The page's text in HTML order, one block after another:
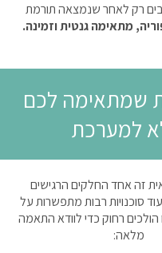
רק לאחר שנמצאה תורמת
מתאימה גנטית וזמינה.
שמתאימה לכם
למערכת
זה אחד החלקים הרגישים
סוכנויות רבות מתפשרות על
רחוק כדי לוודא התאמה
מלאה: